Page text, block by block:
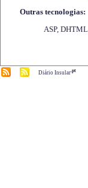
Outras tecnologias:
ASP,
Diário Insular.pt